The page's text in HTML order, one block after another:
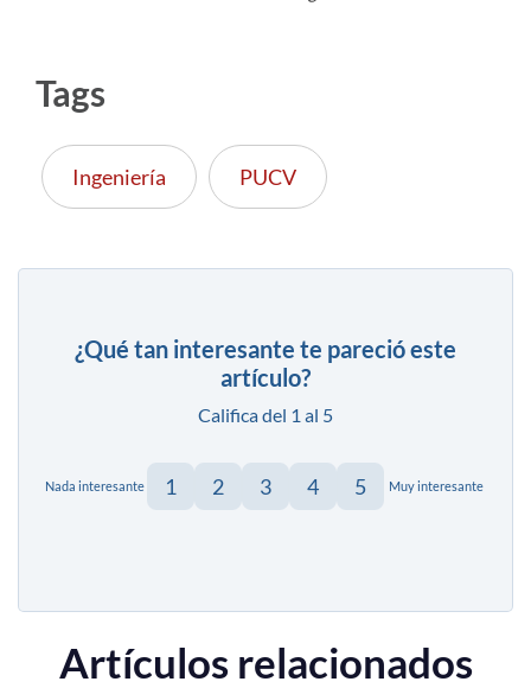
Tags
Ingeniería PUCV
¿Qué tan interesante te pareció este
artículo?
Califica del 1 al 5
Nada interesante 1 2 3 4 5 Muy interesante
Artículos relacionados